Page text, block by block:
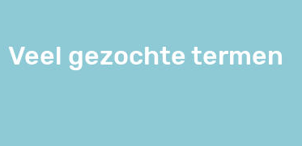
Veel gezochte termen